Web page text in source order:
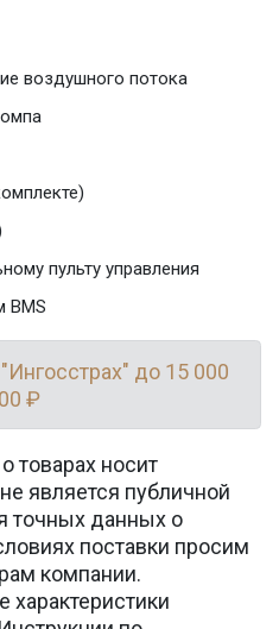
воздушного потока
пульту управления
BMS
до 15 000
₽
товарах носит
является публичной
точных данных о
поставки просим
компании.
характеристики